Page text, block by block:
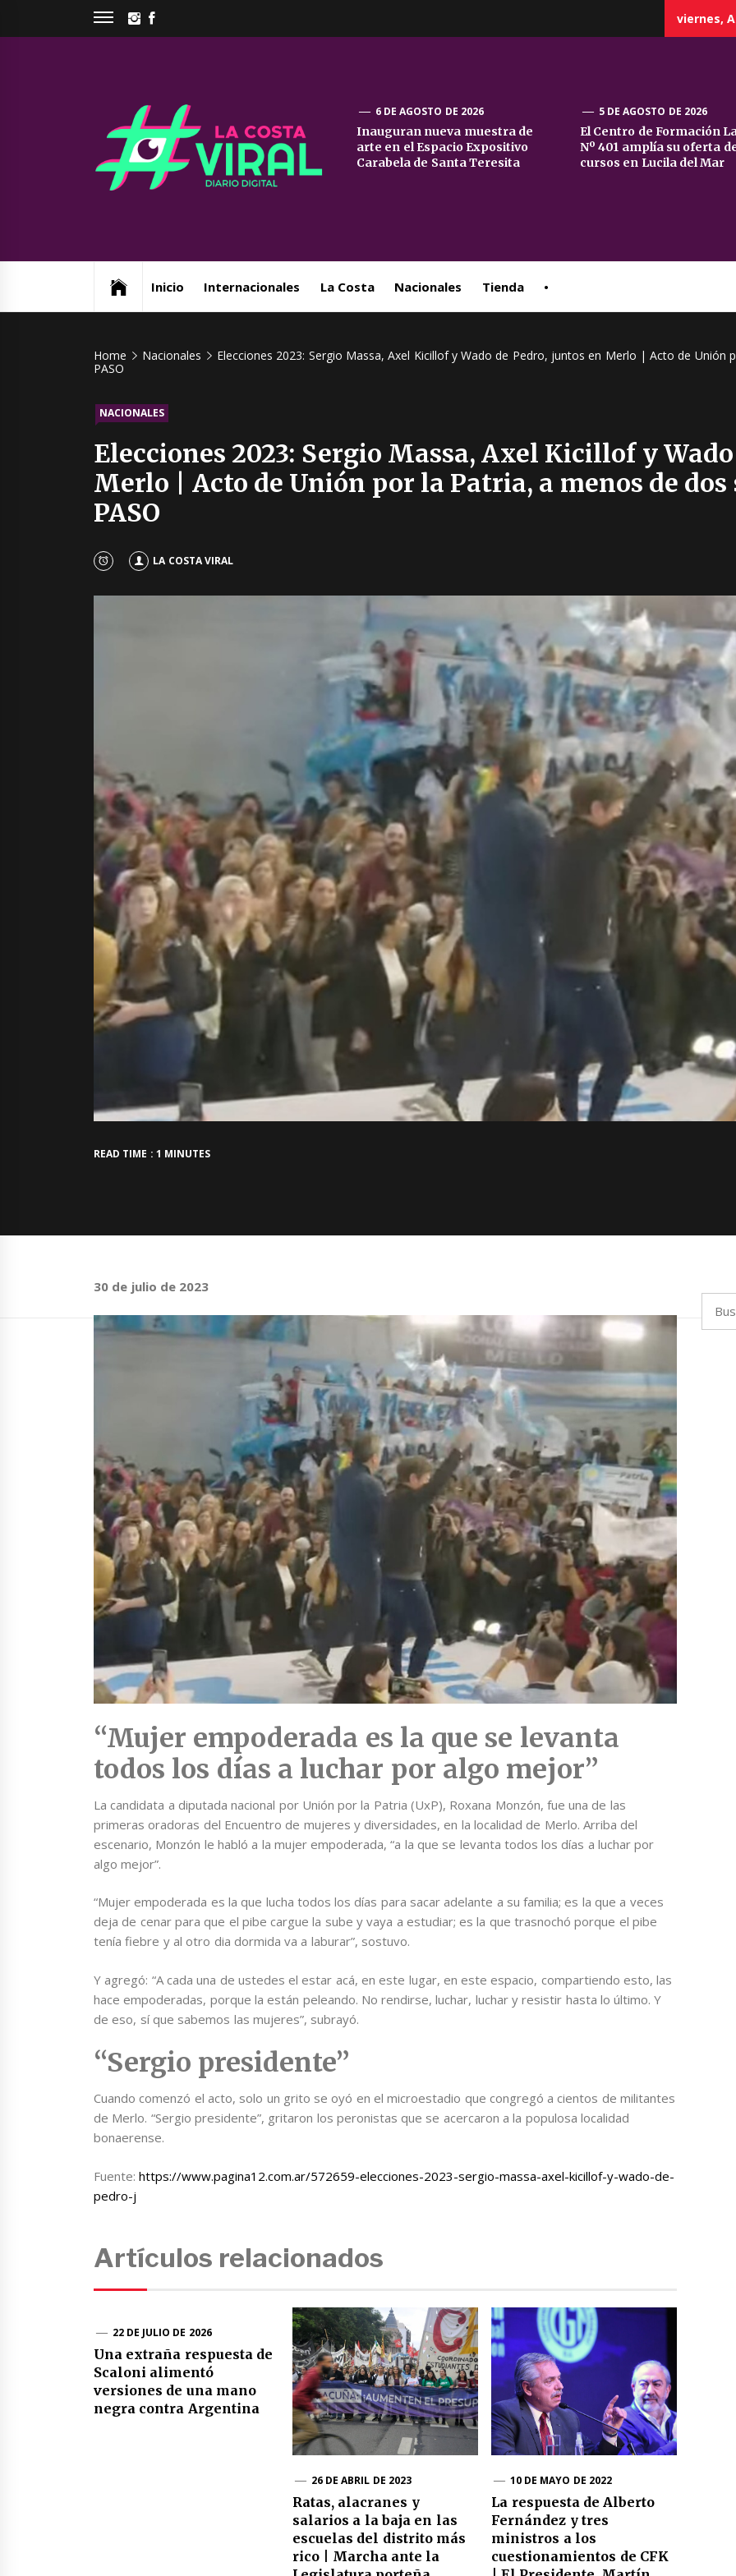
INSTAGRAM
viernes,
La
Costa
6 DE AGOSTO DE 2026
Inauguran nueva muestra de
arte en el Espacio Expositivo
Carabela de Santa Teresita
5 DE AGOSTO DE 2026
El Centro de Formación
Nº 401 amplía su oferta
cursos en Lucila del Mar
Inicio Internacionales La Costa Nacionales Tienda •
Home Nacionales
Elecciones 2023: Sergio Massa, Axel Kicillof y Wado de Pedro, juntos en Merlo | Acto de Unión
PASO
NACIONALES
Elecciones 2023: Sergio Massa, Axel Kicillof y
Merlo | Acto de Unión por la Patria, a menos de dos
PASO
LA COSTA VIRAL
READ TIME : 1 MINUTES
30 de julio de 2023
“Mujer empoderada es la que se levanta
todos los días a luchar por algo mejor”
La candidata a diputada nacional por Unión por la Patria (UxP), Roxana Monzón, fue una de las
primeras oradoras del Encuentro de mujeres y diversidades, en la localidad de Merlo. Arriba del
escenario, Monzón le habló a la mujer empoderada, “a la que se levanta todos los días a luchar por
algo mejor”.
“Mujer empoderada es la que lucha todos los días para sacar adelante a su familia; es la que a veces
deja de cenar para que el pibe cargue la sube y vaya a estudiar; es la que trasnochó porque el pibe
tenía fiebre y al otro dia dormida va a laburar”, sostuvo.
Y agregó: “A cada una de ustedes el estar acá, en este lugar, en este espacio, compartiendo esto, las
hace empoderadas, porque la están peleando. No rendirse, luchar, luchar y resistir hasta lo último. Y
de eso, sí que sabemos las mujeres”, subrayó.
“Sergio presidente”
Cuando comenzó el acto, solo un grito se oyó en el microestadio que congregó a cientos de militantes
de Merlo. “Sergio presidente”, gritaron los peronistas que se acercaron a la populosa localidad
bonaerense.
Fuente:https://www.pagina12.com.ar/572659-elecciones-2023-sergio-massa-axel-kicillof-y-wado-de-
pedro-j
Artículos relacionados
22 DE JULIO DE 2026
Una extraña respuesta de
Scaloni alimentó
versiones de una mano
negra contra Argentina
26 DE ABRIL DE 2023
Ratas, alacranes y
salarios a la baja en las
escuelas del distrito más
rico | Marcha ante la
10 DE MAYO DE 2022
La respuesta de Alberto
Fernández y tres
ministros a los
cuestionamientos de CFK